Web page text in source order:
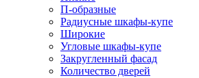
П-образные
Радиусные шкафы-купе
Широкие
Угловые шкафы-купе
Закругленный фасад
Количество дверей